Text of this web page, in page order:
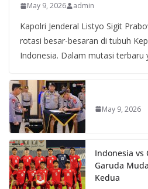
May 9, 2026 admin
Kapolri Jenderal Listyo Sigit
rotasi besar-besaran di tubuh
Indonesia. Dalam mutasi terbaru
May 9, 2026
Indonesia vs
Garuda
Kedua